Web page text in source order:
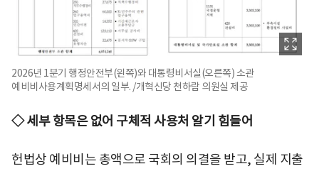
2026년 1분기 행정안전부(왼쪽)와 대통령비서실(오른쪽) 소관
예비비사용계획명세서의 일부. /개혁신당 천하람 의원실 제공
◇ 세부 항목은 없어 구체적 사용처 알기 힘들어
헌법상 예비비는 총액으로 국회의 의결을 받고, 실제 지출